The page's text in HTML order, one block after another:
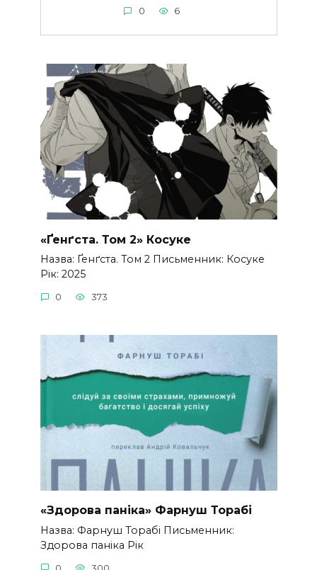
0 6
«Ґенґста. Том 2» Косуке
Назва: Ґенґста. Том 2 Письменник: Косуке
Рік: 2025
0 373
«Здорова паніка» Фарнуш Торабі
Назва: Фарнуш Торабі Письменник:
Здорова паніка Рік